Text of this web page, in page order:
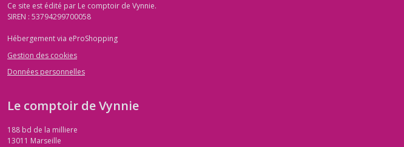
Ce site est édité par Le comptoir de Vynnie.
SIREN : 53794299700058
Hébergement via eProShopping
Gestion des cookies
Données personnelles
Le comptoir de Vynnie
188 bd de la milliere
13011 Marseille